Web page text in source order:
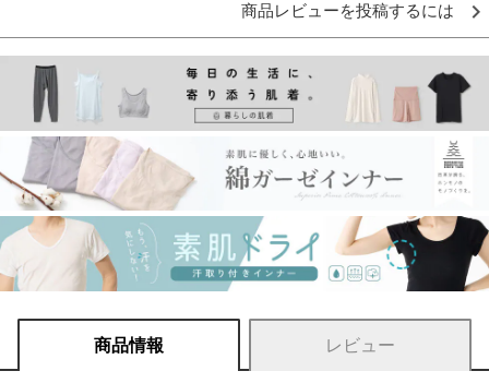
商品レビューを投稿するには
商品情報 レビュー